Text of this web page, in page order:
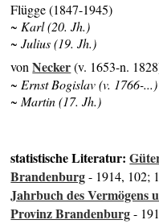
Flügge (1847-1945)
~ Karl (20. Jh.)
~ Julius (19. Jh.)
vonNecker(v. 1653-n.
~ Ernst Bogislav (v. 1766-...)
~ Martin (17. Jh.)
statistische Literatur:
Brandenburg- 1914, 102;
Jahrbuch des Vermögens
Provinz Brandenburg-